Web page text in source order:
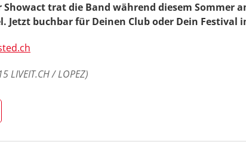
trat die Band während diesem Sommer
Jetzt buchbar für Deinen Club oder Dein Festival
LIVEIT.CH / LOPEZ)